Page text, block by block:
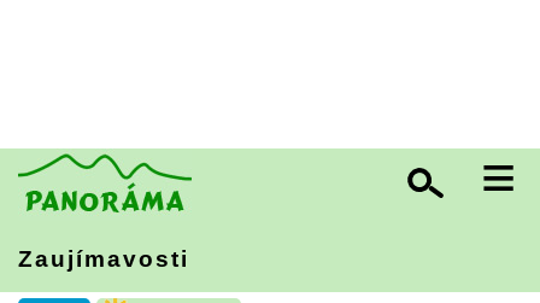
≡
Zaujímavosti